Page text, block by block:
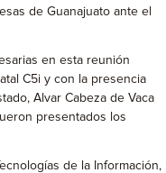
de Guanajuato ante el
en esta reunión
C5i y con la presencia
Alvar Cabeza de Vaca
presentados los
de la Información,